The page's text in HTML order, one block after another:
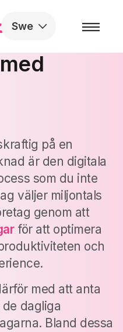
Swe
till
på en
är den digitala
som du inte
väljer miljontals
genom att
för att optimera
och
med att anta
dagliga
Bland dessa